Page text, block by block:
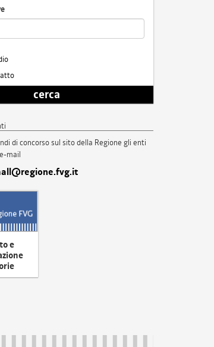
cerca
di concorso sul sito della Regione gli enti
mail
e